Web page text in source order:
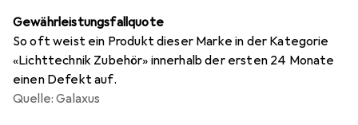
Gewährleistungsfallquote
So oft weist ein Produkt dieser Marke in der Kategorie
«Lichttechnik Zubehör» innerhalb der ersten 24 Monate
einen Defekt auf.
Quelle: Galaxus